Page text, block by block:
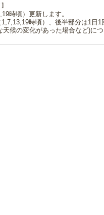
時頃）更新します。
時頃）、後半部分は1日1
候の変化があった場合など)に